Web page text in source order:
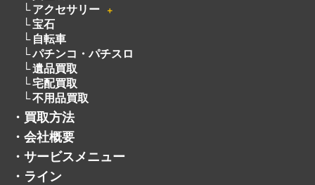
アクセサリー
＋
宝石
自転車
パチンコ・パチスロ
遺品買取
宅配買取
不用品買取
・ 買取方法
・ 会社概要
・ サービスメニュー
・ ライン